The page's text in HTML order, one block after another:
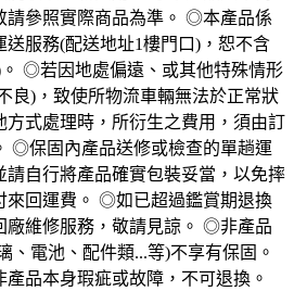
請參照實際商品為準。 ◎本產品係
送服務(配送地址1樓門口)，恕不含
◎若因地處偏遠、或其他特殊情形
良)，致使所物流車輛無法於正常狀
方式處理時，所衍生之費用，須由訂
◎保固內產品送修或檢查的單趟運
請自行將產品確實包裝妥當，以免摔
來回運費。 ◎如已超過鑑賞期退換
廠維修服務，敬請見諒。 ◎非產品
、電池、配件類...等)不享有保固。
品本身瑕疵或故障，不可退換。